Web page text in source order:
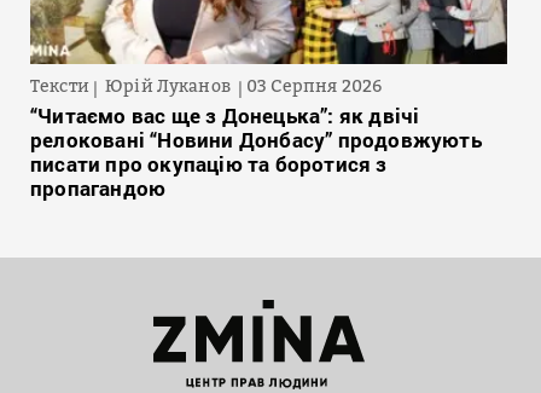
Тексти Юрій Луканов 03 Серпня 2026
“Читаємо вас ще з Донецька”: як двічі
релоковані “Новини Донбасу” продовжують
писати про окупацію та боротися з
пропагандою